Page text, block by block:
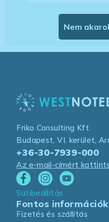
Friko Consulting Kft.
Budapest, VI. kerület,
+36-30-7939-000
Az e-mail-címért
Sütibeállítás
Fontos információk
Fizetés és szállítás